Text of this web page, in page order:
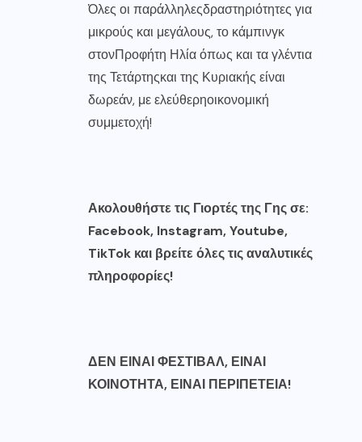
Όλες οι παράλληλεςδραστηριότητες για
μικρούς και μεγάλους, το κάμπινγκ
στονΠροφήτη Ηλία όπως και τα γλέντια
της Τετάρτηςκαι της Κυριακής είναι
δωρεάν, με ελεύθερηοικονομική
συμμετοχή!
Ακολουθήστε τις Γιορτές της Γης σε:
Facebook, Instagram,Youtube,
TikTok και βρείτε όλες τις αναλυτικές
πληροφορίες!
ΔΕΝ ΕΙΝΑΙΦΕΣΤΙΒΑΛ, ΕΙΝΑΙ
ΚΟΙΝΟΤΗΤΑ, ΕΙΝΑΙ ΠΕΡΙΠΕΤΕΙΑ!